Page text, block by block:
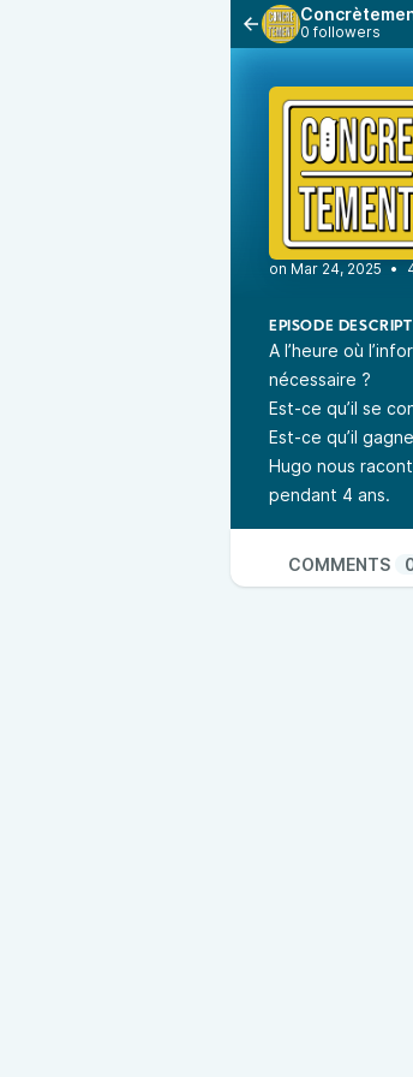
0 followers
•
EPISODE
A l’heure où
nécessaire ?
Est-ce qu’il se
Est-ce qu’il
Hugo nous
pendant 4 ans.
COMMENTS